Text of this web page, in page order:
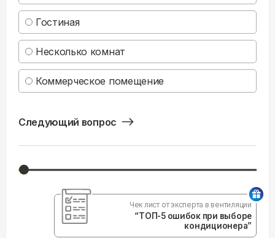
Гостиная
Несколько комнат
Коммерческое помещение
Следующий вопрос
Чек лист от эксперта в вентиляции
“ТОП-5 ошибок при выборе
кондиционера”